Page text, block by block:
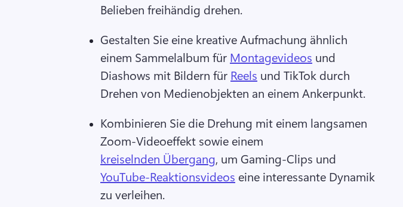
Belieben freihändig drehen.
Gestalten Sie eine kreative Aufmachung ähnlich
einem Sammelalbum für Montagevideos und
Diashows mit Bildern für Reels und TikTok durch
Drehen von Medienobjekten an einem Ankerpunkt.
Kombinieren Sie die Drehung mit einem langsamen
Zoom-Videoeffekt sowie einem
kreiselnden Übergang, um Gaming-Clips und
YouTube-Reaktionsvideos eine interessante Dynamik
zu verleihen.